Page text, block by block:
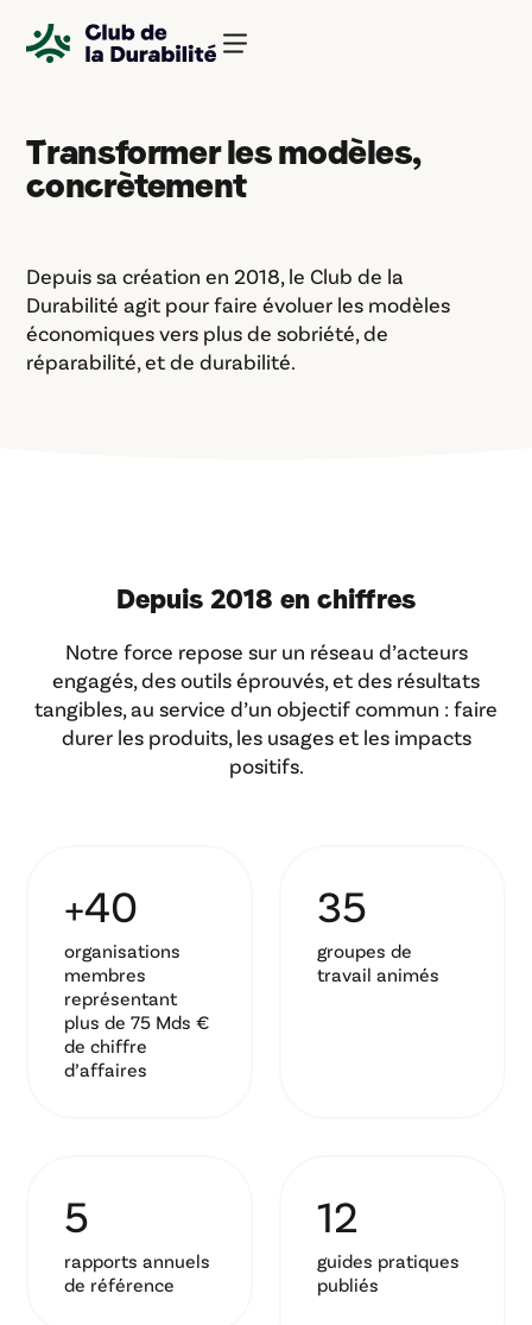
Transformer les modèles,
concrètement
Depuis sa création en 2018, le Club de la
Durabilité agit pour faire évoluer les modèles
économiques vers plus de sobriété, de
réparabilité, et de durabilité.
Depuis 2018 en chiffres
Notre force repose sur un réseau d’acteurs
engagés, des outils éprouvés, et des résultats
tangibles, au service d’un objectif commun : faire
durer les produits, les usages et les impacts
positifs.
+40
organisations
membres
représentant
plus de 75 Mds €
de chiffre
d’affaires
35
groupes de
travail animés
5
rapports annuels
de référence
12
guides pratiques
publiés